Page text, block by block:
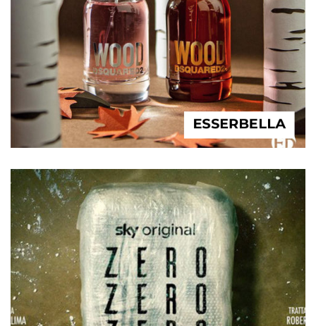
ESSERBELLA